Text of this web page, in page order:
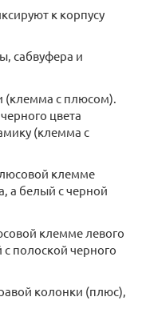
к корпусу
сабвуфера и
(клемма с плюсом).
цвета
(клемма с
клемме
а белый с черной
клемме левого
полоской черного
колонки (плюс),